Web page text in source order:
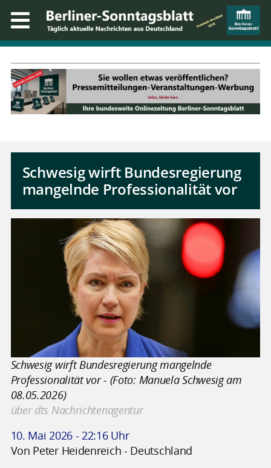
Schwesig wirft Bundesregierung
mangelnde Professionalität vor
Schwesig wirft Bundesregierung mangelnde
Professionalität vor - (Foto: Manuela Schwesig am
08.05.2026)
über dts Nachrichtenagentur
10. Mai 2026 - 22:16 Uhr
Von Peter Heidenreich - Deutschland